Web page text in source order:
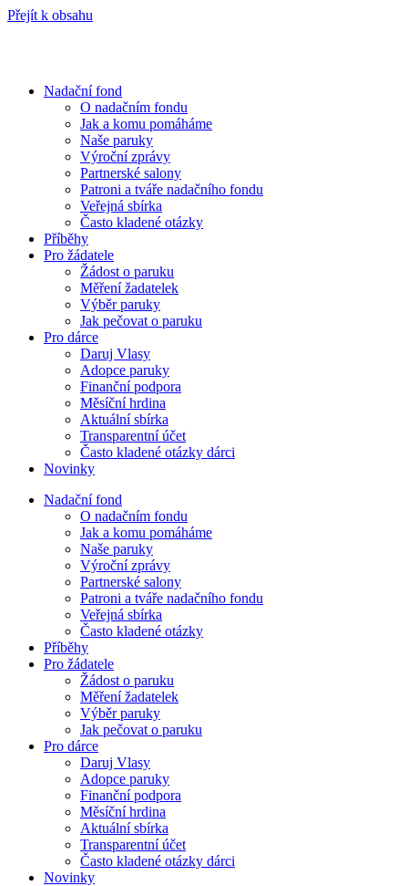
Přejít k obsahu
Nadační fond
O nadačním fondu
Jak a komu pomáháme
Naše paruky
Výroční zprávy
Partnerské salony
Patroni a tváře nadačního fondu
Veřejná sbírka
Často kladené otázky
Příběhy
Pro žádatele
Žádost o paruku
Měření žadatelek
Výběr paruky
Jak pečovat o paruku
Pro dárce
Daruj Vlasy
Adopce paruky
Finanční podpora
Měsíční hrdina
Aktuální sbírka
Transparentní účet
Často kladené otázky dárci
Novinky
Nadační fond
O nadačním fondu
Jak a komu pomáháme
Naše paruky
Výroční zprávy
Partnerské salony
Patroni a tváře nadačního fondu
Veřejná sbírka
Často kladené otázky
Příběhy
Pro žádatele
Žádost o paruku
Měření žadatelek
Výběr paruky
Jak pečovat o paruku
Pro dárce
Daruj Vlasy
Adopce paruky
Finanční podpora
Měsíční hrdina
Aktuální sbírka
Transparentní účet
Často kladené otázky dárci
Novinky